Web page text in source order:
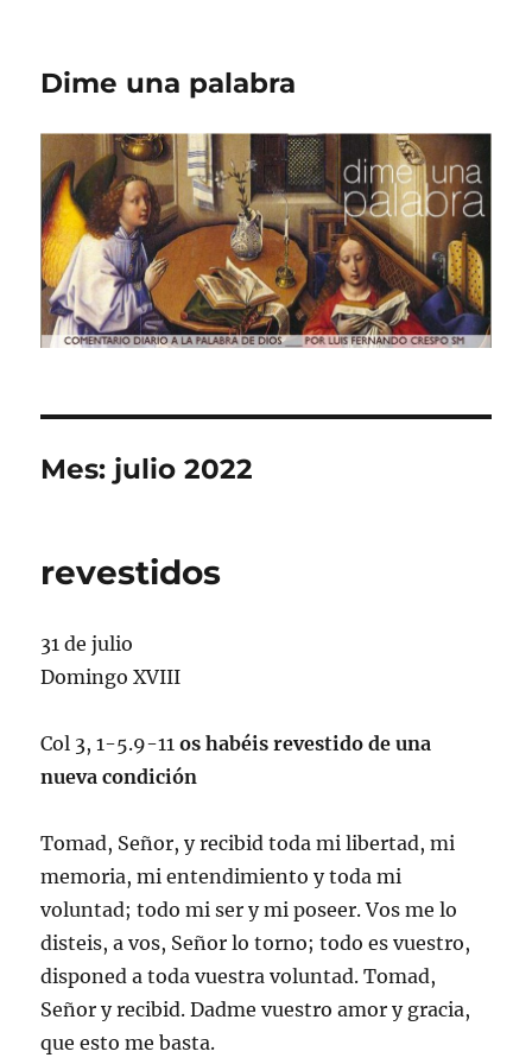
Dime una palabra
Mes: julio 2022
revestidos
31 de julio
Domingo XVIII
Col 3, 1-5.9-11os habéis revestido de una
nueva condición
Tomad, Señor, y recibid toda mi libertad, mi
memoria, mi entendimiento y toda mi
voluntad; todo mi ser y mi poseer. Vos me lo
disteis, a vos, Señor lo torno; todo es vuestro,
disponed a toda vuestra voluntad. Tomad,
Señor y recibid. Dadme vuestro amor y gracia,
que esto me basta.